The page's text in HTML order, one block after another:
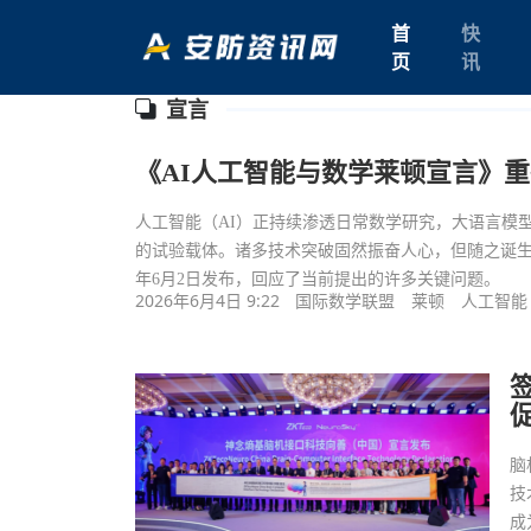
首
页
快
讯
宣言
《AI人工智能与数学莱顿宣言》
人工智能（AI）正持续渗透日常数学研究，大语言模
的试验载体。诸多技术突破固然振奋人心，但随之诞
年6月2日发布，回应了当前提出的许多关键问题。
2026年6月4日 9:22 国际数学联盟 莱顿 人工智能
脑
技
成